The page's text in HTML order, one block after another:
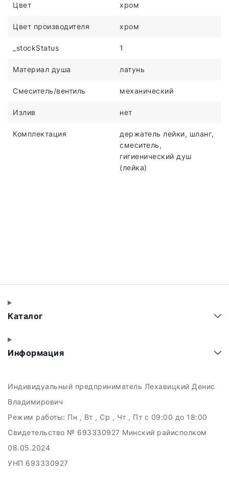
Цвет хром
Цвет производителя хром
_stockStatus 1
Материал душа латунь
Смеситель/вентиль механический
Излив нет
Комплектация
держатель лейки, шланг,
смеситель,
гигиенический душ
(лейка)
Каталог
Информация
Индивидуальный предприниматель Лехавицкий Денис
Владимирович
Режим работы: Пн , Вт , Ср , Чт , Пт c 09:00 до 18:00
Свидетельство № 693330927 Минский райисполком
08.05.2024
УНП 693330927